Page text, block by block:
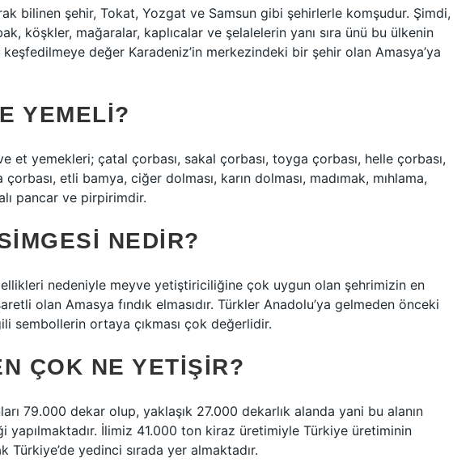
bilinen şehir, Tokat, Yozgat ve Samsun gibi şehirlerle komşudur. Şimdi,
köşkler, mağaralar, kaplıcalar ve şelalelerin yanı sıra ünü bu ülkenin
keşfedilmeye değer Karadeniz’in merkezindeki bir şehir olan Amasya’ya
YEMELI?
et yemekleri; çatal çorbası, sakal çorbası, toyga çorbası, helle çorbası,
etli bamya, ciğer dolması, karın dolması, madımak, mıhlama,
pancar ve pirpirimdir.
NEDIR?
nedeniyle meyve yetiştiriciliğine çok uygun olan şehrimizin en
olan Amasya fındık elmasıdır. Türkler Anadolu’ya gelmeden önceki
sembollerin ortaya çıkması çok değerlidir.
ÇOK NE YETIŞIR?
79.000 dekar olup, yaklaşık 27.000 dekarlık alanda yani bu alanın
yapılmaktadır. İlimiz 41.000 ton kiraz üretimiyle Türkiye üretiminin
Türkiye’de yedinci sırada yer almaktadır.